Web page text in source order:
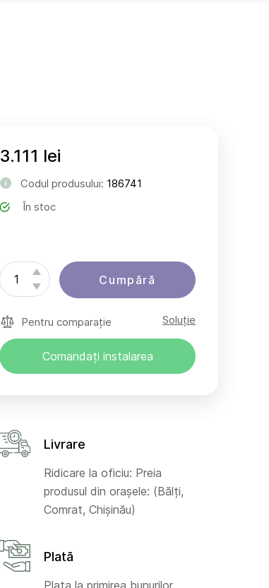
3.111 lei
Codul produsului: 186741
În stoc
Cumpără
Pentru comparație Soluție
Comandați instalarea
Livrare
Ridicare la oficiu: Preia
produsul din orașele: (Bălți,
Comrat, Chișinău)
Plată
Plata la primirea bunurilor,